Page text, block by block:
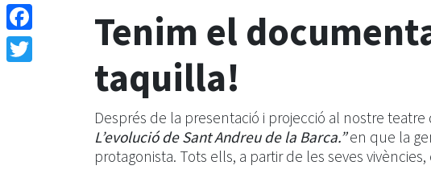
Tenim el
taquilla!
Després de la presentació i projecció al nostre
L’evolució de Sant Andreu de la Barca.”en que la
protagonista. Tots ells, a partir de les seves
Telegram
Facebook